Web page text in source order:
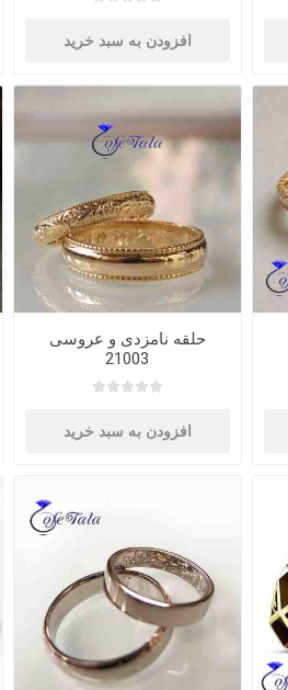
افزودن به سبد خرید
حلقه نامزدی و عروسی
21003
افزودن به سبد خرید